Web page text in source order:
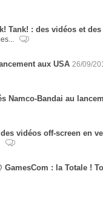
Tank! : des vidéos et
aux USA 26/09/
Namco-Bandai au
vidéos off-screen en
GamesCom : la Totale !